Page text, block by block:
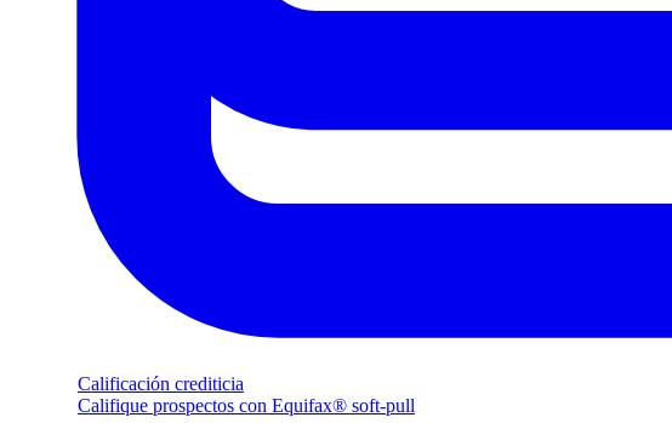
Calificación crediticia
Califique prospectos con Equifax® soft-pull